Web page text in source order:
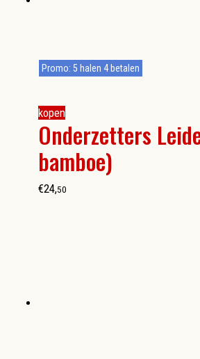
kopen
Onderzetters
bamboe)
Promo: 5 halen 4 betalen
€24,50